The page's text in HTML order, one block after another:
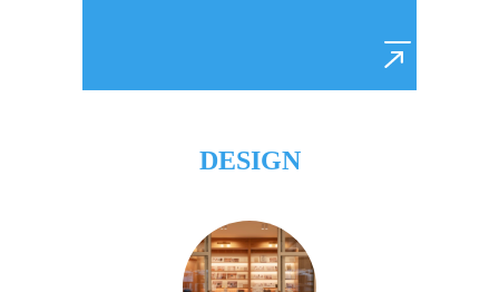
DESIGN